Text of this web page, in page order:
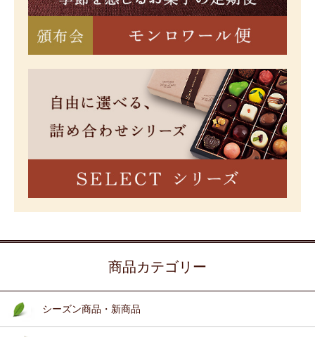
商品カテゴリー
シーズン商品・新商品